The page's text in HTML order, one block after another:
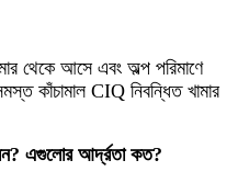
থেকে আসে এবং অল্প পরিমাণে
কাঁচামাল CIQ নিবন্ধিত খামার
এগুলোর আর্দ্রতা কত?